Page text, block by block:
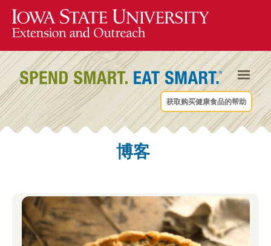
获取购买健康食品的帮助
博客